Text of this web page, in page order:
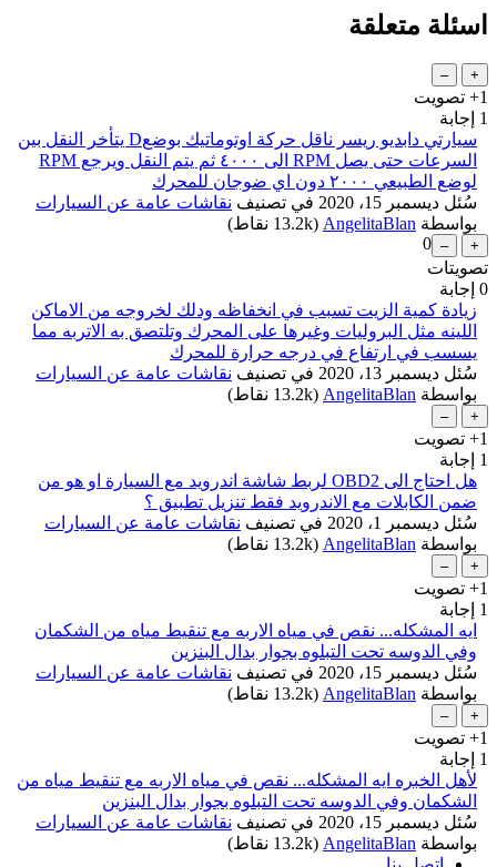
اسئلة متعلقة
+1 تصويت
1 إجابة
سيارتي دابديو ريسر ناقل حركة اوتوماتيك بوضعD يتأخر النقل بين
السرعات حتى يصل RPM الى ٤٠٠٠ ثم يتم النقل ويرجع RPM
لوضع الطبيعي ٢٠٠٠ دون اي ضوجان للمحرك
سُئل ديسمبر 15، 2020 في تصنيف نقاشات عامة عن السيارات
بواسطة AngelitaBlan
(
13.2k نقاط)
0
تصويتات
0 إجابة
زيادة كمية الزيت تسبب في انخفاظه ودلك لخروجه من الاماكن
اللينه مثل البروليات وغيرها على المحرك وتلتصق به الاتربه مما
يسسب في ارتفاع في درجه حرارة للمحرك
سُئل ديسمبر 13، 2020 في تصنيف نقاشات عامة عن السيارات
بواسطة AngelitaBlan
(
13.2k نقاط)
+1 تصويت
1 إجابة
هل احتاج الى OBD2 لربط شاشة اندرويد مع السيارة او هو من
ضمن الكابلات مع الاندرويد فقط تنزيل تطبيق ؟
سُئل ديسمبر 1، 2020 في تصنيف نقاشات عامة عن السيارات
بواسطة AngelitaBlan
(
13.2k نقاط)
+1 تصويت
1 إجابة
ايه المشكله... نقص في مياه الاربه مع تنقيط مياه من الشكمان
وفي الدوسه تحت التبلوه بجوار بدال البنزين
سُئل ديسمبر 15، 2020 في تصنيف نقاشات عامة عن السيارات
بواسطة AngelitaBlan
(
13.2k نقاط)
+1 تصويت
1 إجابة
لأهل الخبره ايه المشكله... نقص في مياه الاربه مع تنقيط مياه من
الشكمان وفي الدوسه تحت التبلوه بجوار بدال البنزين
سُئل ديسمبر 15، 2020 في تصنيف نقاشات عامة عن السيارات
بواسطة AngelitaBlan
(
13.2k نقاط)
...